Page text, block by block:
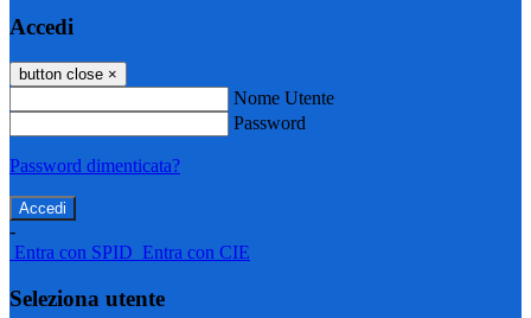
Accedi
button close ×
Nome Utente
Password
Password dimenticata?
-
Entra con SPID Entra con CIE
Seleziona utente